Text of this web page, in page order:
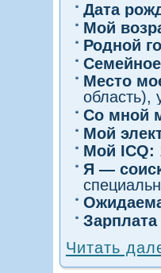
Дата
Мοй
Роднοй
Место
область),
Со мнοй
Мой
Мοй ICQ:
Я —
Читать